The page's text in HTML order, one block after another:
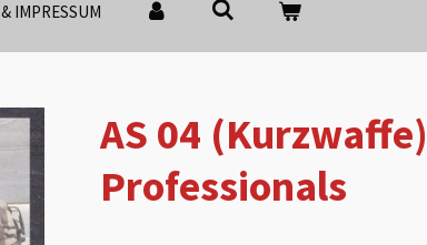
IMPRESSUM
AS 04
Professionals